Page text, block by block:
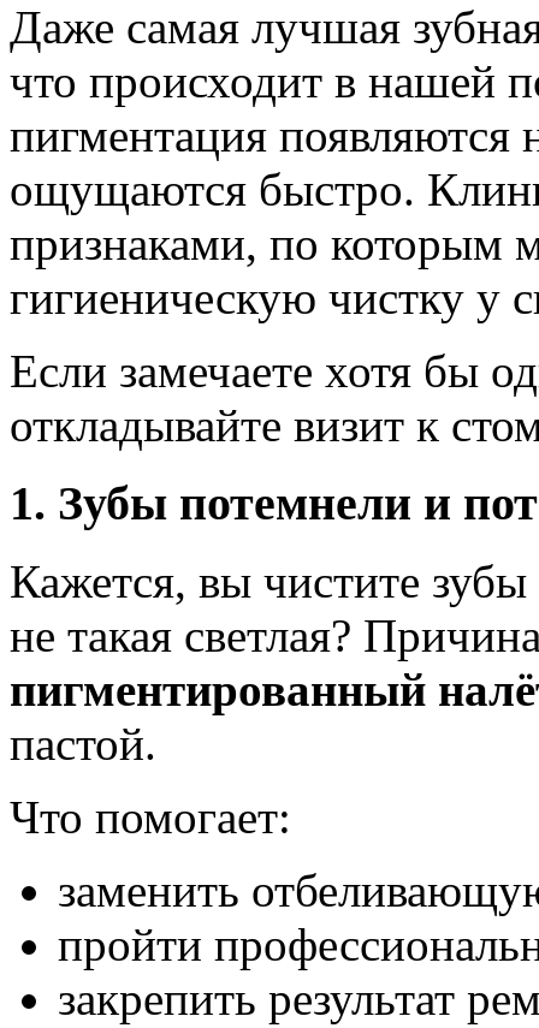
Даже самая лучшая
что происходит в нашей
пигментация появляются
ощущаются быстро.
признаками, по которым
гигиеническую чистку у
Если замечаете хотя бы
откладывайте визит к
1. Зубы потемнели и
Кажется, вы чистите
не такая светлая?
пигментированный
пастой.
Что помогает:
заменить
пройти
закрепить результат